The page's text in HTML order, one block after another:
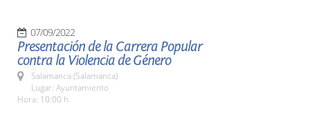
07/09/2022
Presentación de la Carrera Popular
contra la Violencia de Género
Salamanca (Salamanca)
Lugar: Ayuntamiento
Hora: 10:00 h.